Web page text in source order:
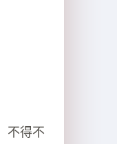
不得不